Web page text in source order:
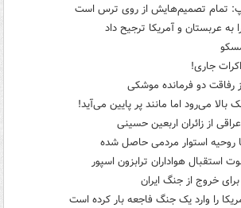
تمام تصمیم‌هایش از روی ترس است
به عربستان و آمریکا ترجیح داد
جاری!
دو فرمانده‌ موشکی
می‌رود اما مانند پر پایین می‌آید!
از زائران اربعین حسینی
روحیه استوار مردمی حاصل شده
هواداران ترابزون اسپور
خروج از جنگ ایران
را وارد یک جنگ فاجعه بار کرده است